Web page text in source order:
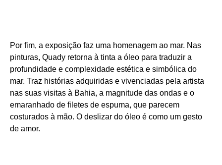
Por fim, a exposição faz uma homenagem ao mar. Nas
pinturas, Quady retorna à tinta a óleo para traduzir a
profundidade e complexidade estética e simbólica do
mar. Traz histórias adquiridas e vivenciadas pela artista
nas suas visitas à Bahia, a magnitude das ondas e o
emaranhado de filetes de espuma, que parecem
costurados à mão. O deslizar do óleo é como um gesto
de amor.